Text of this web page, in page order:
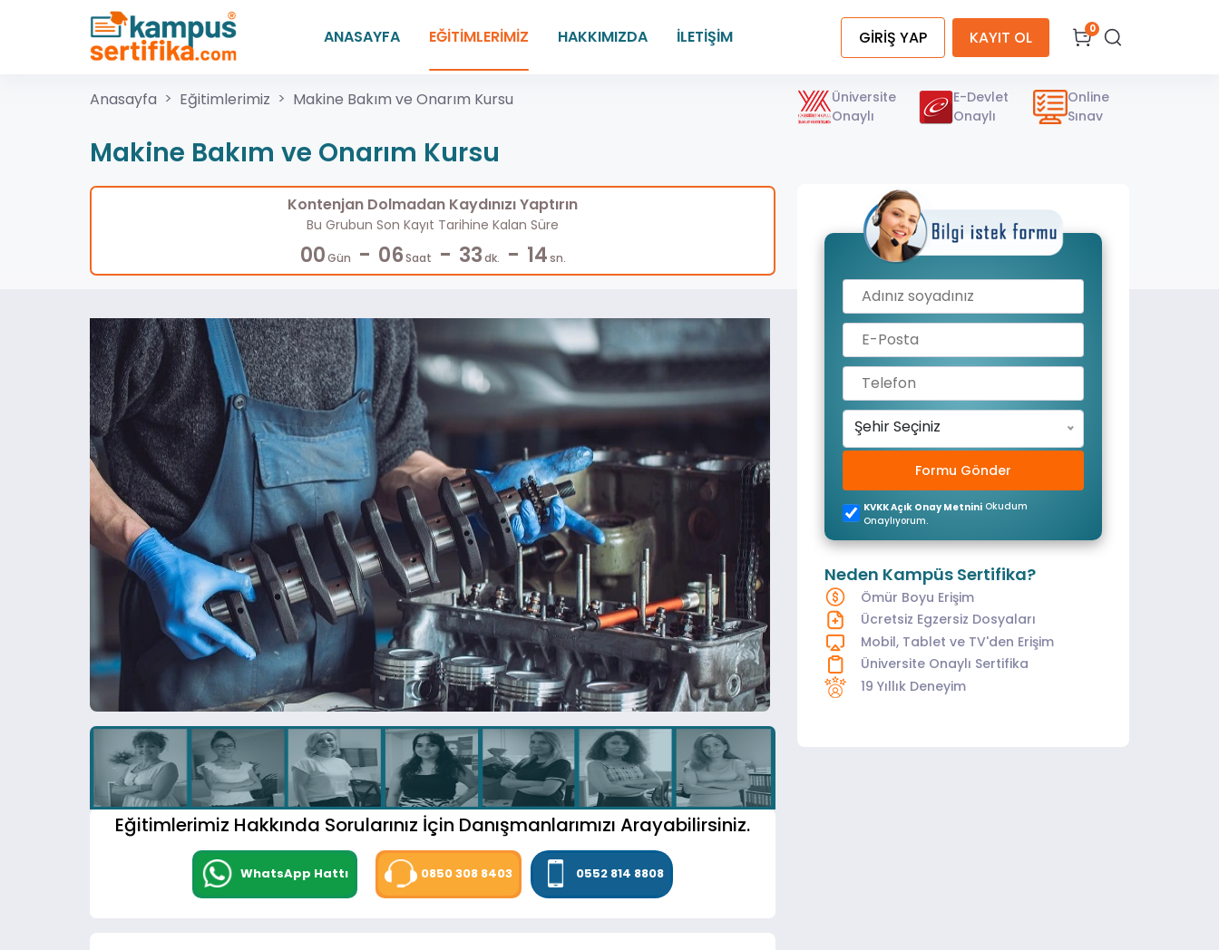
ANASAYFA EĞİTİMLERİMİZ HAKKIMIZDA İLETİŞİM GİRİŞ YAP KAYIT OL 0
Anasayfa Eğitimlerimiz Makine Bakım ve Onarım Kursu
Üniversite
Onaylı
E-Devlet
Onaylı
Online
Sınav
Makine Bakım ve Onarım Kursu
Kontenjan Dolmadan Kaydınızı Yaptırın
Bu Grubun Son Kayıt Tarihine Kalan Süre
00 Gün - 06 Saat - 33 dk. - 13 sn.
Eğitimlerimiz Hakkında Sorularınız İçin Danışmanlarımızı Arayabilirsiniz.
WhatsApp Hattı 0850 308 8403 0552 814 8808
Şehir Seçiniz
Formu Gönder
KVKK Açık Onay Metnini Okudum
Onaylıyorum.
Neden Kampüs Sertifika?
Ömür Boyu Erişim
Ücretsiz Egzersiz Dosyaları
Mobil, Tablet ve TV'den Erişim
Üniversite Onaylı Sertifika
19 Yıllık Deneyim